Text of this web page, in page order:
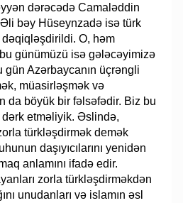
dərəcədə Camaləddin
bəy Hüseynzadə isə türk
O, həm
günümüzü isə gələcəyimizə
gün Azərbaycanın üçrəngli
müasirləşmək və
da böyük bir fəlsəfədir. Biz bu
etməliyik. Əslində,
türkləşdirmək demək
daşıyıcılarını yenidən
anlamını ifadə edir.
zorla türkləşdirməkdən
unudanları və islamın əsl